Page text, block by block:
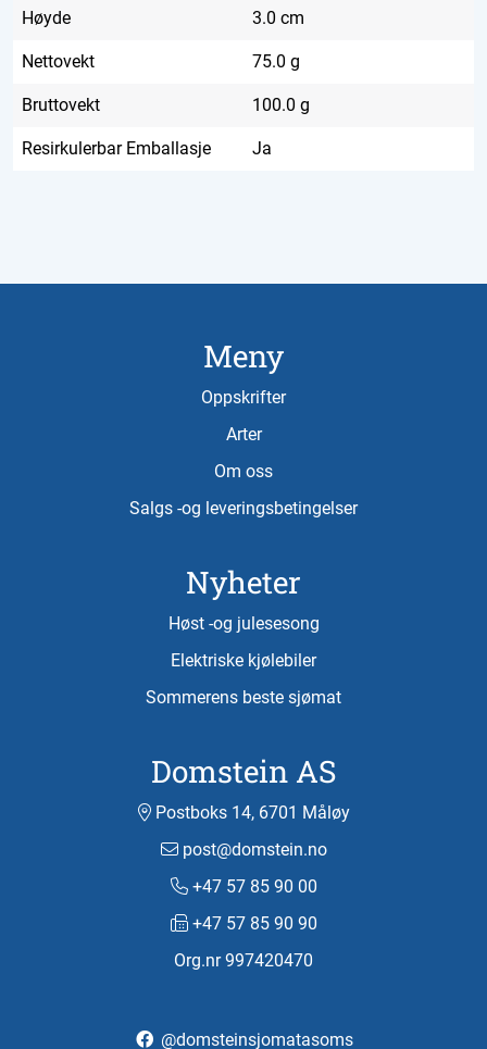
Høyde 3.0 cm
Nettovekt 75.0 g
Bruttovekt 100.0 g
Resirkulerbar Emballasje Ja
Meny
Oppskrifter
Arter
Om oss
Salgs -og leveringsbetingelser
Nyheter
Høst -og julesesong
Elektriske kjølebiler
Sommerens beste sjømat
Domstein AS
Postboks 14, 6701 Måløy
post@domstein.no
+47 57 85 90 00
+47 57 85 90 90
Org.nr 997420470
@domsteinsjomatasoms